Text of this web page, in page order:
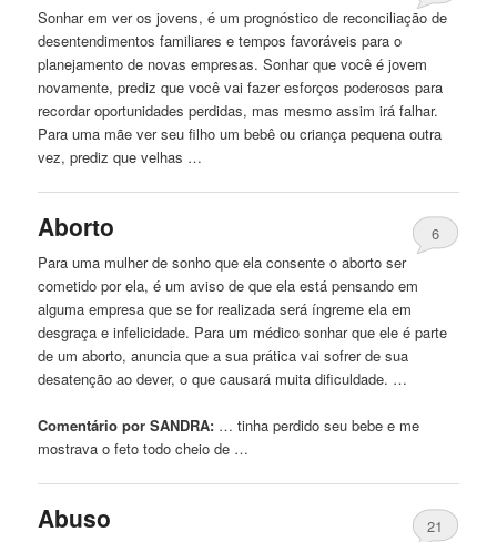
Sonhar em ver os jovens, é um prognóstico de reconciliação de
desentendimentos familiares e tempos favoráveis ​​para o
planejamento de novas empresas. Sonhar que você é jovem
novamente, prediz que você vai fazer esforços poderosos para
recordar oportunidades perdidas, mas mesmo assim irá falhar.
Para uma mãe ver seu filho um bebê ou criança pequena outra
vez, prediz que velhas …
Aborto
6
Para uma mulher de sonho que ela consente o aborto ser
cometido por ela, é um aviso de que ela está pensando em
alguma empresa que se for realizada será íngreme ela em
desgraça e infelicidade. Para um médico sonhar que ele é parte
de um aborto, anuncia que a sua prática vai sofrer de sua
desatenção ao dever, o que causará muita dificuldade. …
Comentário por SANDRA: … tinha perdido seubebe e me
mostrava o feto todo cheio de …
Abuso
21